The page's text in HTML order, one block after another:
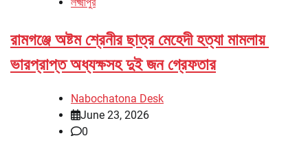
রামগঞ্জে অষ্টম শ্রেনীর ছাত্র মেহেদী হত্যা মামলায়
ভারপ্রাপ্ত অধ্যক্ষসহ দুই জন গ্রেফতার
Nabochatona Desk
June 23, 2026
0